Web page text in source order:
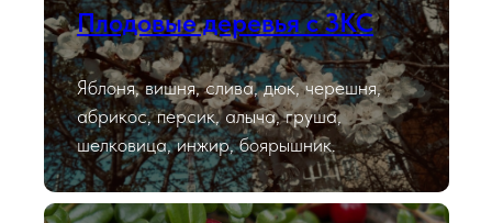
Плодовые деревья с ЗКС
Яблоня, вишня, слива, дюк, черешня,
абрикос, персик, алыча, груша,
шелковица, инжир, боярышник.